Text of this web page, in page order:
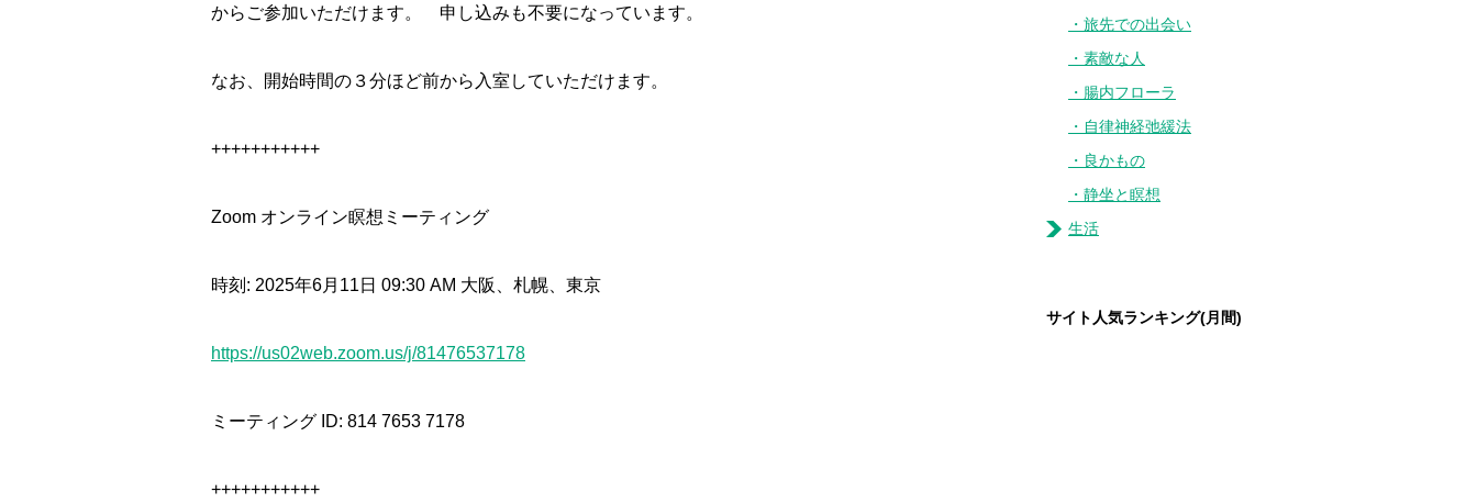
からご参加いただけます。 申し込みも不要になっています。
なお、開始時間の３分ほど前から入室していただけます。
+++++++++++
Zoom オンライン瞑想ミーティング
時刻: 2025年6月11日 09:30 AM 大阪、札幌、東京
https://us02web.zoom.us/j/81476537178
ミーティング ID: 814 7653 7178
+++++++++++
旅先での出会い
素敵な人
腸内フローラ
自律神経弛緩法
良かもの
静坐と瞑想
生活
サイト人気ランキング(月間)